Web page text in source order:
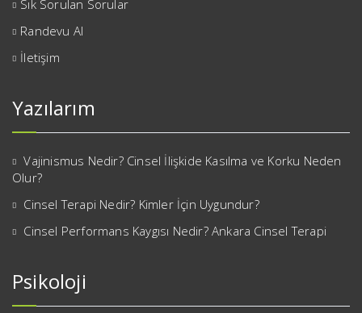
Sık Sorulan Sorular
Randevu Al
İletişim
Yazılarım
Vajinismus Nedir? Cinsel İlişkide Kasılma ve Korku Neden
Olur?
Cinsel Terapi Nedir? Kimler İçin Uygundur?
Cinsel Performans Kaygısı Nedir? Ankara Cinsel Terapi
Psikoloji